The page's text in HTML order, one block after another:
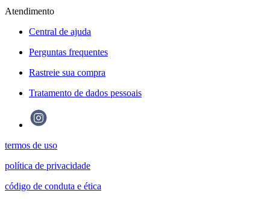
Atendimento
Central de ajuda
Perguntas frequentes
Rastreie sua compra
Tratamento de dados pessoais
termos de uso
política de privacidade
código de conduta e ética